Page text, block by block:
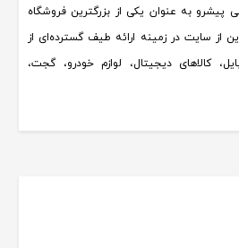
پیشرو به عنوان یکی از بزرگترین فروشگاه
از سایت در زمینه ارائه طیف گسترده‌ای از
کالاهای دیجیتال، لوازم خودرو، گجت،